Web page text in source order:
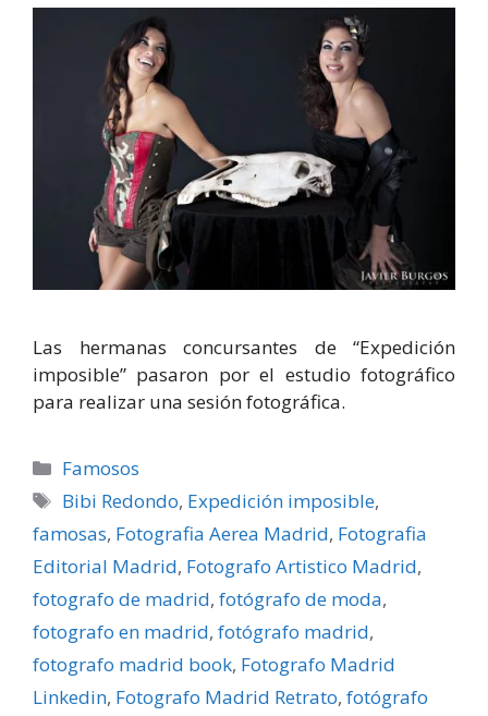
Las hermanas concursantes de “Expedición
imposible” pasaron por el estudio fotográfico
para realizar una sesión fotográfica.
Categorías
Famosos
Etiquetas
Bibi Redondo, Expedición imposible,
famosas, Fotografia Aerea Madrid, Fotografia
Editorial Madrid, Fotografo Artistico Madrid,
fotografo de madrid, fotógrafo de moda,
fotografo en madrid, fotógrafo madrid,
fotografo madrid book, Fotografo Madrid
Linkedin, Fotografo Madrid Retrato, fotógrafo